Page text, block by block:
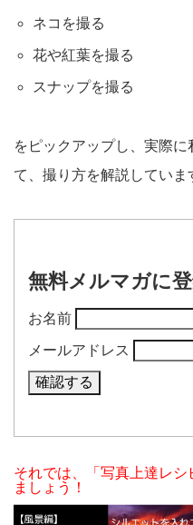
ネコを撮る
花や紅葉を撮る
スナップを撮る
をピックアップし、実際
て、撮り方を解説していま
無料メルマガに
お名前
メールアドレス
それでは、「写真上達レ
ましょう！